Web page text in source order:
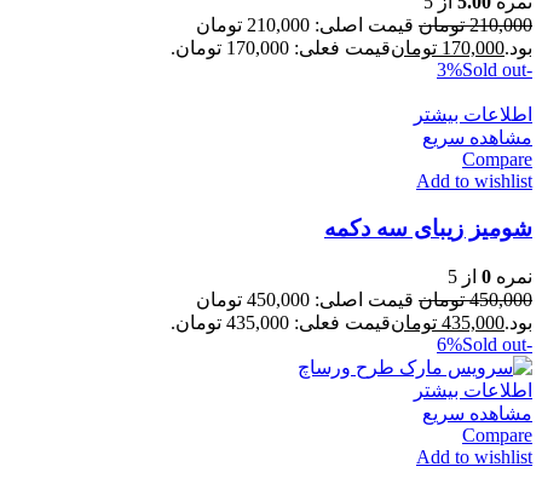
210,000 تومان
قیمت اصلی: 210,000 تومان
بود.170,000 تومانقیمت فعلی: 170,000 تومان.
-3%
Sold out
اطلاعات بیشتر
مشاهده سریع
Compare
Add to wishlist
شومیز زیبای سه دکمه
نمره 0 از 5
450,000 تومان
قیمت اصلی: 450,000 تومان
بود.435,000 تومانقیمت فعلی: 435,000 تومان.
-6%
Sold out
اطلاعات بیشتر
مشاهده سریع
Compare
Add to wishlist